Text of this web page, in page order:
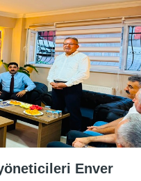
Enver